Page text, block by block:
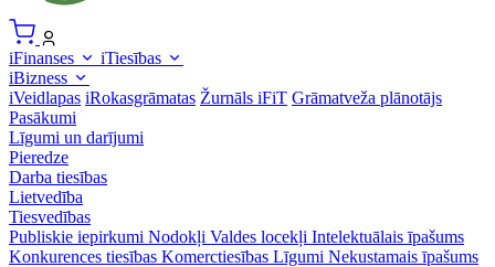
iFinanses
iTiesības
iBizness
iVeidlapas iRokasgrāmatas Žurnāls iFiT Grāmatveža plānotājs
Pasākumi
Līgumi un darījumi
Pieredze
Darba tiesības
Lietvedība
Tiesvedības
Publiskie iepirkumi Nodokļi Valdes locekļi Intelektuālais īpašums
Konkurences tiesības Komerctiesības Līgumi Nekustamais īpašums